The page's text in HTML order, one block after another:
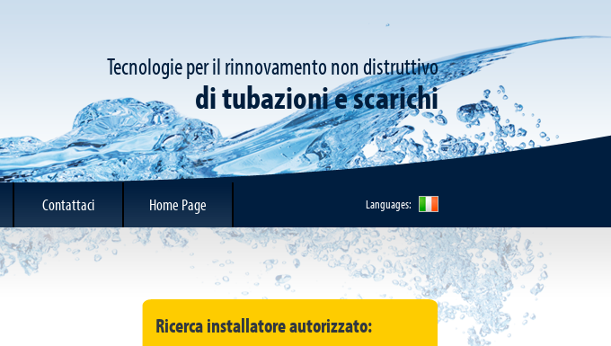
Tecnologie per il rinnovamento non distruttivo
di tubazioni e scarichi
Languages:
Contattaci Home Page
Ricerca installatore autorizzato: